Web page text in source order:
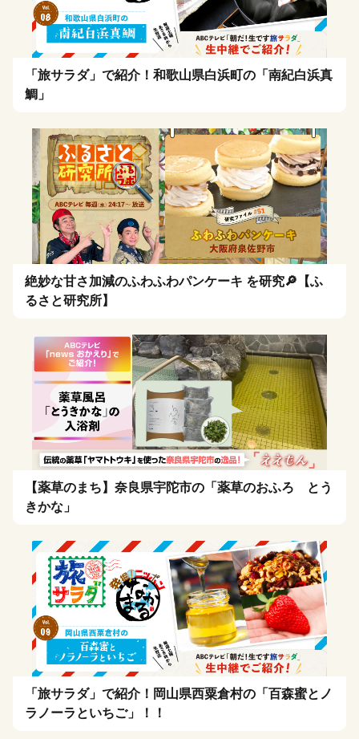
「旅サラダ」で紹介！和歌山県白浜町の「南紀白浜真
鯛」
絶妙な甘さ加減のふわふわパンケーキ を研究🔎【ふ
るさと研究所】
【薬草のまち】奈良県宇陀市の「薬草のおふろ とう
きかな」
「旅サラダ」で紹介！岡山県西粟倉村の「百森蜜とノ
ラノーラといちご」！！